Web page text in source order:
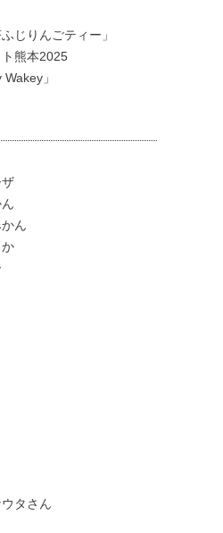
じりんごティー」
熊本2025
」
ん
タさん